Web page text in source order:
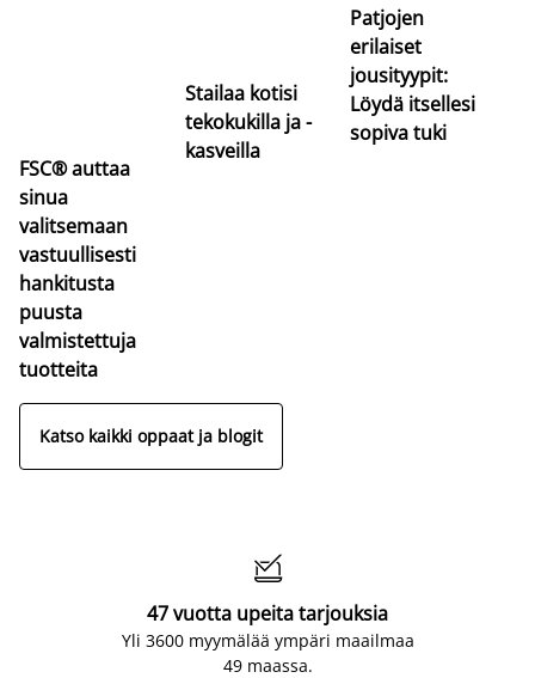
FSC® auttaa
sinua
valitsemaan
vastuullisesti
hankitusta
puusta
valmistettuja
tuotteita
Stailaa kotisi
tekokukilla ja -
kasveilla
Patjojen
erilaiset
jousityypit:
Löydä itsellesi
sopiva tuki
Katso kaikki oppaat ja blogit

47 vuotta upeita tarjouksia
Yli 3600 myymälää ympäri maailmaa
49 maassa.